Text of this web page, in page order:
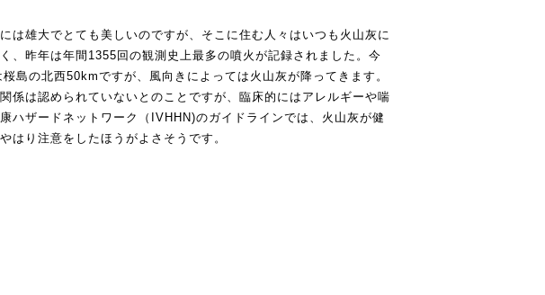
は雄大でとても美しいのですが、そこに住む人々はいつも火山灰に
、昨年は年間1355回の観測史上最多の噴火が記録されました。今
島の北西50kmですが、風向きによっては火山灰が降ってきます。
係は認められていないとのことですが、臨床的にはアレルギーや喘
ハザードネットワーク（IVHHN)のガイドラインでは、火山灰が健
はり注意をしたほうがよさそうです。